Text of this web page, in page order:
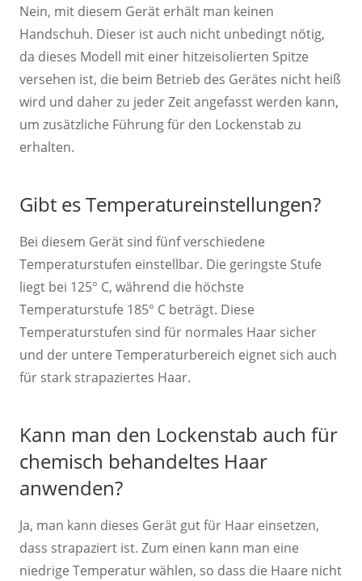
Nein, mit diesem Gerät erhält man keinen
Handschuh. Dieser ist auch nicht unbedingt nötig,
da dieses Modell mit einer hitzeisolierten Spitze
versehen ist, die beim Betrieb des Gerätes nicht heiß
wird und daher zu jeder Zeit angefasst werden kann,
um zusätzliche Führung für den Lockenstab zu
erhalten.
Gibt es Temperatureinstellungen?
Bei diesem Gerät sind fünf verschiedene
Temperaturstufen einstellbar. Die geringste Stufe
liegt bei 125° C, während die höchste
Temperaturstufe 185° C beträgt. Diese
Temperaturstufen sind für normales Haar sicher
und der untere Temperaturbereich eignet sich auch
für stark strapaziertes Haar.
Kann man den Lockenstab auch für
chemisch behandeltes Haar
anwenden?
Ja, man kann dieses Gerät gut für Haar einsetzen,
dass strapaziert ist. Zum einen kann man eine
niedrige Temperatur wählen, so dass die Haare nicht